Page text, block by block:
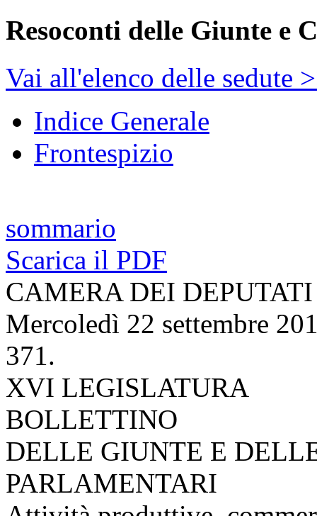
Resoconti delle Giunte e
Vai all'elenco delle sedute
Indice Generale
Frontespizio
sommario
Scarica il PDF
CAMERA DEI DEPUTATI
Mercoledì 22 settembre
371.
XVI LEGISLATURA
BOLLETTINO
DELLE GIUNTE E
PARLAMENTARI